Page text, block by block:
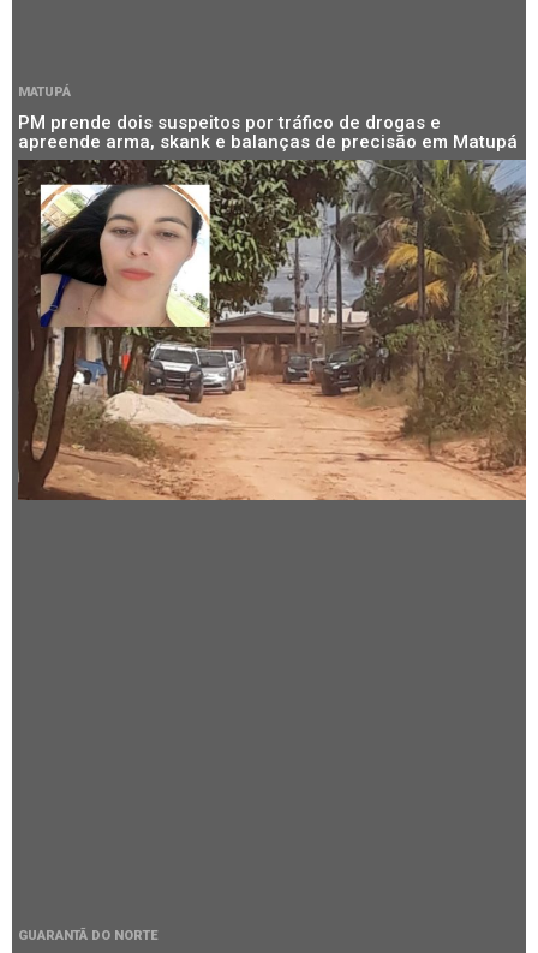
MATUPÁ
PM prende dois suspeitos por tráfico de drogas e
apreende arma, skank e balanças de precisão em Matupá
GUARANTÃ DO NORTE